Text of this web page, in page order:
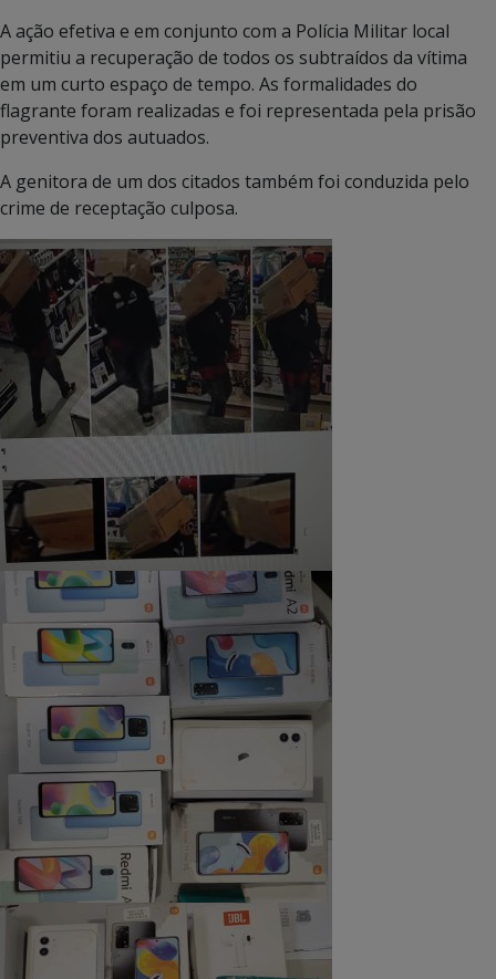
A ação efetiva e em conjunto com a Polícia Militar local
permitiu a recuperação de todos os subtraídos da vítima
em um curto espaço de tempo. As formalidades do
flagrante foram realizadas e foi representada pela prisão
preventiva dos autuados.
A genitora de um dos citados também foi conduzida pelo
crime de receptação culposa.